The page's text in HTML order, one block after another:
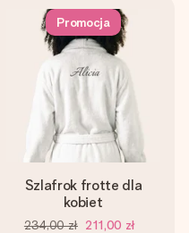
Promocja
Szlafrok frotte dla
kobiet
234,00 zł 211,00 zł